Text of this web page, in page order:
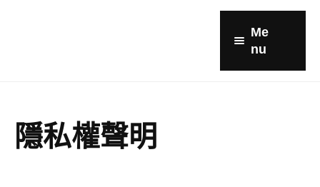
Me
nu
產品
全部商品
家具客製流程
隱私權聲明